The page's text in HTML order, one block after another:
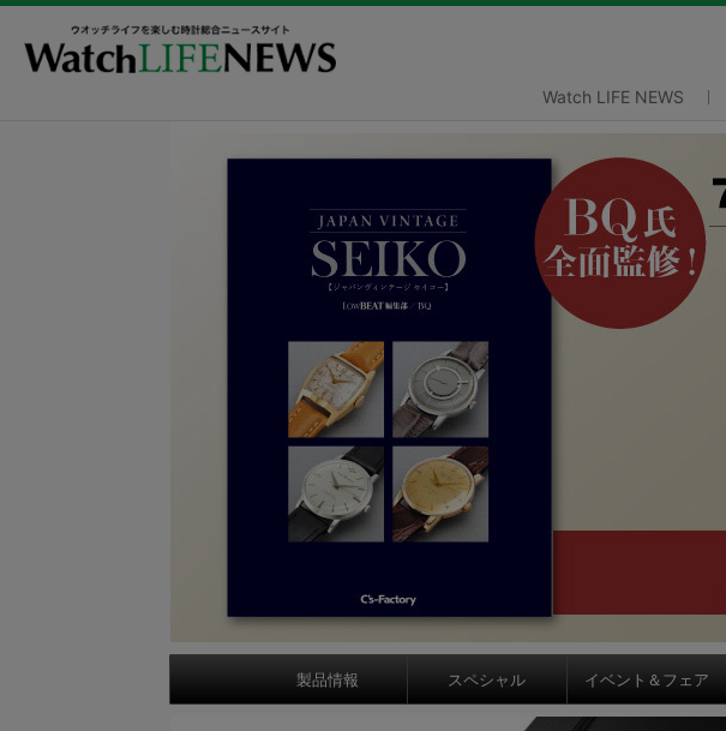
Watch LIFE NEWS
製品情報 スペシャル イベント＆フェア